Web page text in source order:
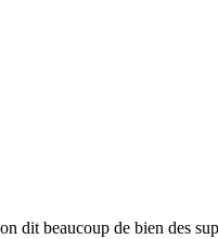
dit beaucoup de bien des